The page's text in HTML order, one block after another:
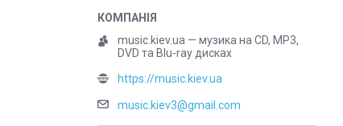
music.kiev.ua — музика на CD, MP3,
DVD та Blu-ray дисках
https://music.kiev.ua
music.kiev3@gmail.com